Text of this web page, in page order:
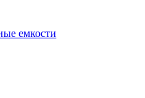
емкости